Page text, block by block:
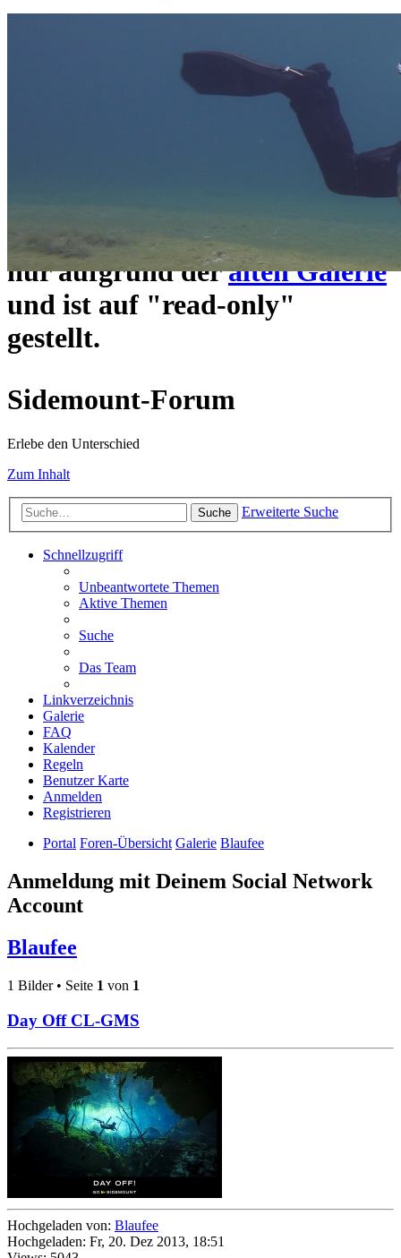
Das Sidemount-Forum ist auf
ein neues Forensystem
umgezogen und wie gewohnt
https://www.sidemount-
Das alte Forum hier existiert
nur aufgrund deralten Galerie
und ist auf "read-only"
gestellt.
Sidemount-Forum
Erlebe den Unterschied
Zum Inhalt
Suche Erweiterte Suche
Schnellzugriff
Unbeantwortete Themen
Aktive Themen
Suche
Das Team
Linkverzeichnis
Galerie
FAQ
Kalender
Regeln
Benutzer Karte
Anmelden
Registrieren
Portal Foren-Übersicht Galerie Blaufee
Anmeldung mit Deinem Social Network
Account
Blaufee
1 Bilder • Seite 1 von 1
Day Off CL-GMS
Hochgeladen von: Blaufee
Hochgeladen: Fr, 20. Dez 2013, 18:51